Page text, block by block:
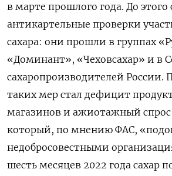
в марте прошлого года. До этого
антикартельные проверки
сахара: они прошли в группах
«Доминант», «Чеховсахар» и в
сахаропроизводителей России.
таких мер стал дефицит
магазинов и ажиотажный спрос
который, по мнению ФАС,
недобросовестными
шесть месяцев 2022 года сахар